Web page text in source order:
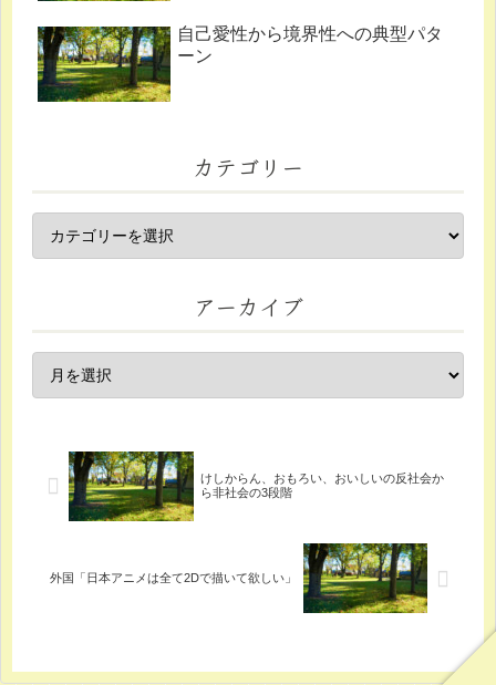
自己愛性から境界性への典型パタ
ーン
カテゴリー
アーカイブ
けしからん、おもろい、おいしいの反社会か
ら非社会の3段階
外国「日本アニメは全て2Dで描いて欲しい」